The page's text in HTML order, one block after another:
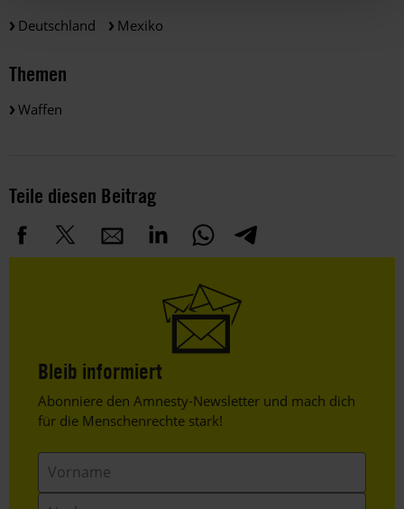
Deutschland Mexiko
Themen
Waffen
Teile diesen Beitrag
Bleib informiert
Header
Text
Abonniere den Amnesty-Newsletter und mach dich
für die Menschenrechte stark!